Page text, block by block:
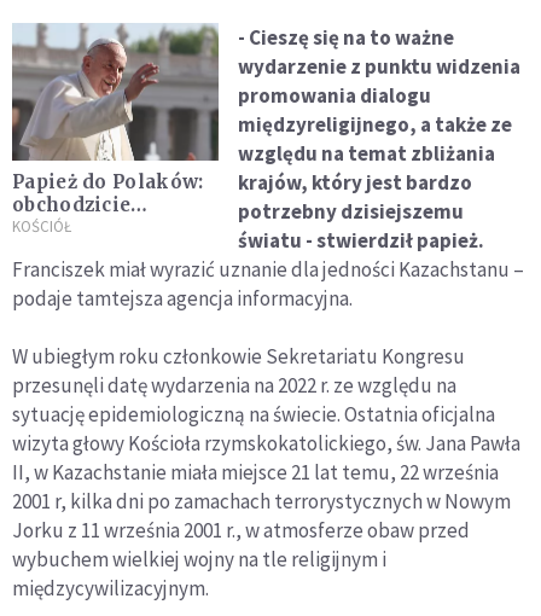
Papież do Polaków:
obchodzicie
Wielkanoc w sposób
gośćmi z Ukrainy
KOŚCIÓŁ
- Cieszę się na to ważne
wydarzenie z punktu widzenia
promowania dialogu
międzyreligijnego, a także ze
względu na temat zbliżania
krajów, który jest bardzo
potrzebny dzisiejszemu
światu - stwierdził papież.
Franciszek miał wyrazić uznanie dla jedności Kazachstanu –
podaje tamtejsza agencja informacyjna.
W ubiegłym roku członkowie Sekretariatu Kongresu
przesunęli datę wydarzenia na 2022 r. ze względu na
sytuację epidemiologiczną na świecie. Ostatnia oficjalna
wizyta głowy Kościoła rzymskokatolickiego, św. Jana Pawła
II, w Kazachstanie miała miejsce 21 lat temu, 22 września
2001 r, kilka dni po zamachach terrorystycznych w Nowym
Jorku z 11 września 2001 r., w atmosferze obaw przed
wybuchem wielkiej wojny na tle religijnym i
międzycywilizacyjnym.